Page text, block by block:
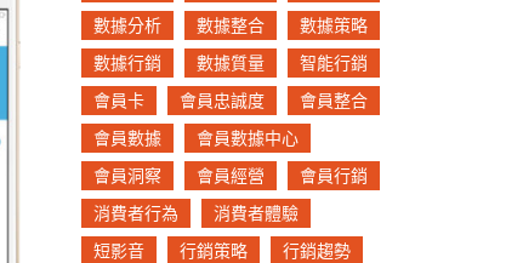
數據分析
數據整合
數據策略
數據行銷
數據質量
智能行銷
會員卡
會員忠誠度
會員整合
會員數據
會員數據中心
會員洞察
會員經營
會員行銷
消費者行為
消費者體驗
短影音
行銷策略
行銷趨勢